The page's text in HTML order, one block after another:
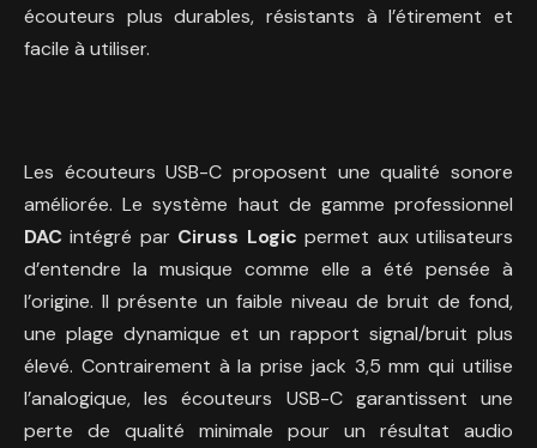
écouteurs plus durables, résistants à l’étirement et
facile à utiliser.
Les écouteurs USB-C proposent une qualité sonore
améliorée. Le système haut de gamme professionnel
DAC intégré par Ciruss Logic permet aux utilisateurs
d’entendre la musique comme elle a été pensée à
l’origine. Il présente un faible niveau de bruit de fond,
une plage dynamique et un rapport signal/bruit plus
élevé. Contrairement à la prise jack 3,5 mm qui utilise
l’analogique, les écouteurs USB-C garantissent une
perte de qualité minimale pour un résultat audio